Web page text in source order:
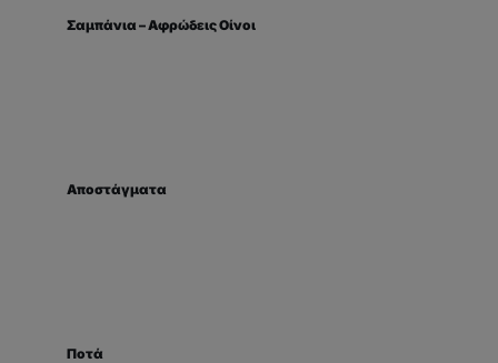
Σαμπάνια – Αφρώδεις Οίνοι
Αποστάγματα
Ποτά